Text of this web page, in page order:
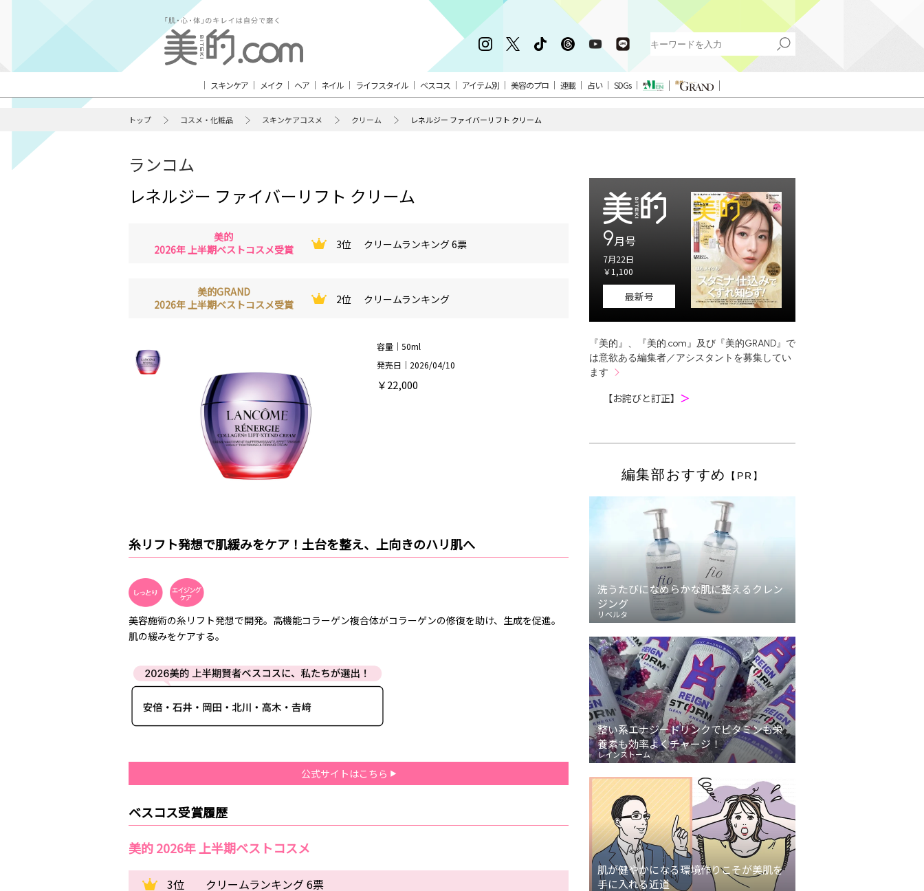
スキンケア メイク ヘア ネイル ライフスタイル ベスコス アイテム別 美容のプロ 連載 占い SDGs
トップ コスメ・化粧品 スキンケアコスメ クリーム レネルジー ファイバーリフト クリーム
ランコム
レネルジー ファイバーリフト クリーム
美的
2026年 上半期ベストコスメ受賞
3位 クリームランキング 6票
美的GRAND
2026年 上半期ベストコスメ受賞
2位 クリームランキング
容量｜50ml
発売日｜2026/04/10
￥22,000
糸リフト発想で肌緩みをケア！土台を整え、上向きのハリ肌へ
美容施術の糸リフト発想で開発。高機能コラーゲン複合体がコラーゲンの修復を助け、生成を促進。
肌の緩みをケアする。
公式サイトはこちら
ベスコス受賞履歴
美的 2026年 上半期ベストコスメ
3位 クリームランキング 6票
9月号
7月22日
￥1,100
最新号
『美的』、『美的.com』及び『美的GRAND』で
は意欲ある編集者／アシスタントを募集してい
ます
【お詫びと訂正】 ＞
編集部おすすめ 【PR】
洗うたびになめらかな肌に整えるクレン
ジング
リベルタ
整い系エナジードリンクでビタミンも栄
養素も効率よくチャージ！
レインストーム
肌が健やかになる環境作りこそが美肌を
手に入れる近道